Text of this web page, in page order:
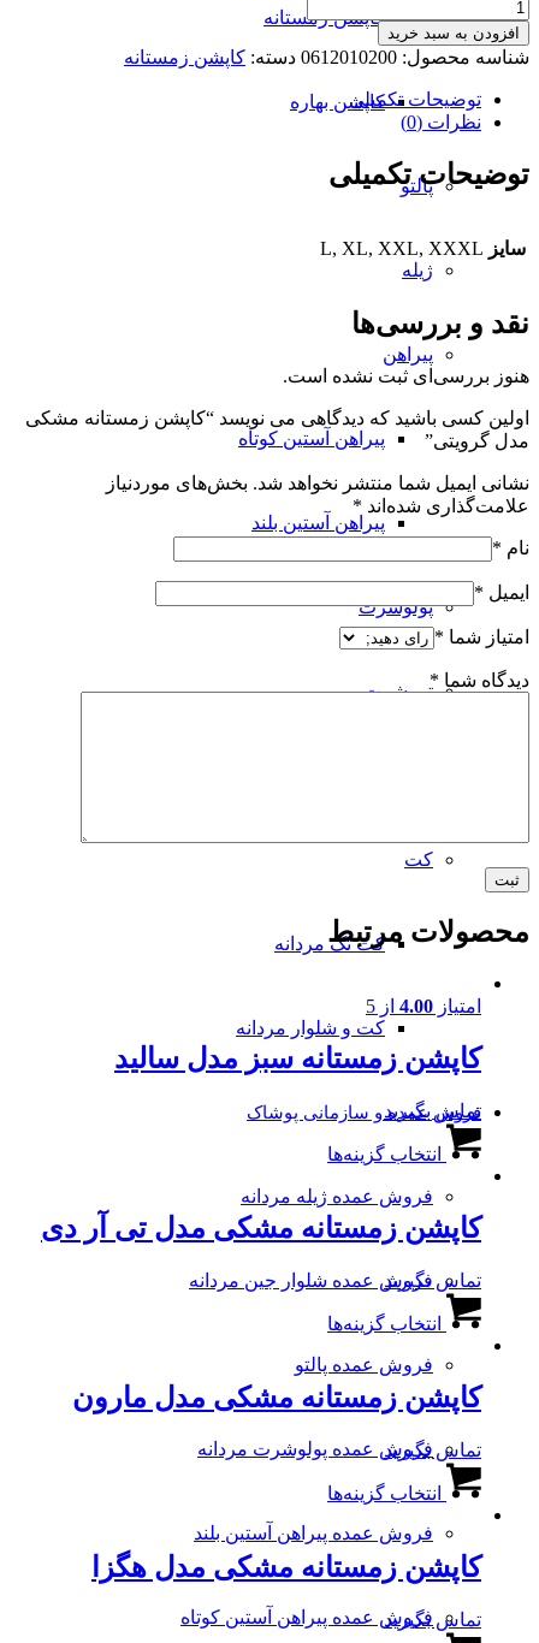
کاپشن زمستانه
کاپشن بهاره
پالتو
ژیله
پیراهن
پیراهن آستین کوتاه
پیراهن آستین بلند
پولوشرت
تی شرت
کت
کت تک مردانه
کت و شلوار مردانه
فروش عمده و سازمانی پوشاک
فروش عمده ژیله مردانه
فروش عمده شلوار جین مردانه
فروش عمده پالتو
فروش عمده پولوشرت مردانه
فروش عمده پیراهن آستین بلند
فروش عمده پیراهن آستین کوتاه
کاپشن
زمستانه
مشکی
گرویتی
افزودن به سبد خرید
شناسه محصول: 0612010200 دسته: کاپشن زمستانه
توضیحات تکمیلی
نظرات (0)
توضیحات تکمیلی
سایز L, XL, XXL, XXXL
نقد و بررسی‌ها
هنوز بررسی‌ای ثبت نشده است.
اولین کسی باشید که دیدگاهی می نویسد “کاپشن زمستانه مشکی
مدل گرویتی”
نشانی ایمیل شما منتشر نخواهد شد. بخش‌های موردنیاز
علامت‌گذاری شده‌اند *
نام *
ایمیل *
امتیاز شما *
دیدگاه شما *
محصولات مرتبط
امتیاز 4.00 از 5
کاپشن زمستانه سبز مدل سالید
تماس بگیرید
انتخاب گزینه‌ها
انواع
مختلفی
می
باشد.
گزینه
ممکن
است
در
صفحه
انتخاب
کاپشن زمستانه مشکی مدل تی آر دی
تماس بگیرید
انتخاب گزینه‌ها
انواع
مختلفی
می
باشد.
گزینه
ممکن
است
در
صفحه
انتخاب
کاپشن زمستانه مشکی مدل مارون
تماس بگیرید
انتخاب گزینه‌ها
انواع
مختلفی
می
باشد.
گزینه
کاپشن زمستانه مشکی مدل هگزا
تماس بگیرید